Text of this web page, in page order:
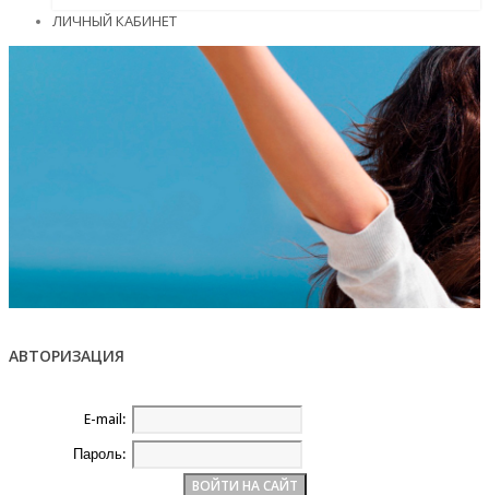
ЛИЧНЫЙ КАБИНЕТ
АВТОРИЗАЦИЯ
E-mail:
Пароль: